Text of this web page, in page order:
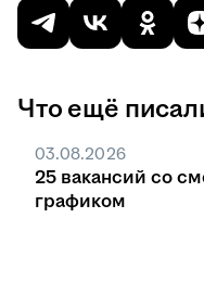
Что ещё
03.08.2026
25 вакансий со
графиком